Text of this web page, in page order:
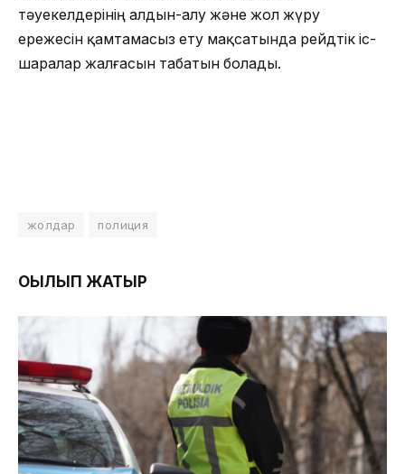
тәуекелдерінің алдын-алу және жол жүру
ережесін қамтамасыз ету мақсатында рейдтік іс-
шаралар жалғасын табатын болады.
жолдар полиция
ОҚЫЛЫП ЖАТЫР